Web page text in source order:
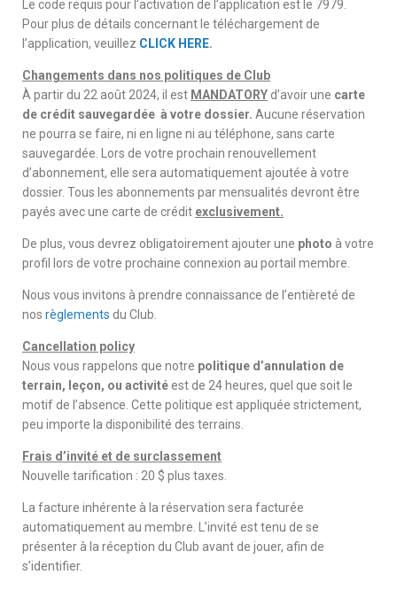
Le code requis pour l’activation de l’application est le 7979.
Pour plus de détails concernant le téléchargement de
l’application, veuillez CLICK HERE.
Changements dans nos politiques de Club
À partir du 22 août 2024, il est MANDATORY d’avoir une carte
de crédit sauvegardée à votre dossier. Aucune réservation
ne pourra se faire, ni en ligne ni au téléphone, sans carte
sauvegardée. Lors de votre prochain renouvellement
d’abonnement, elle sera automatiquement ajoutée à votre
dossier. Tous les abonnements par mensualités devront être
payés avec une carte de crédit exclusivement.
De plus, vous devrez obligatoirement ajouter une photo à votre
profil lors de votre prochaine connexion au portail membre.
Nous vous invitons à prendre connaissance de l’entièreté de
nos règlements du Club.
Cancellation policy
Nous vous rappelons que notre politique d’annulation de
terrain, leçon, ou activitéest de 24 heures, quel que soit le
motif de l’absence. Cette politique est appliquée strictement,
peu importe la disponibilité des terrains.
Frais d’invité et de surclassement
Nouvelle tarification : 20 $ plus taxes.
La facture inhérente à la réservation sera facturée
automatiquement au membre. L’invité est tenu de se
présenter à la réception du Club avant de jouer, afin de
s’identifier.